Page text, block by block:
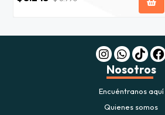
Nosotros
Encuéntranos aquí
Quienes somos